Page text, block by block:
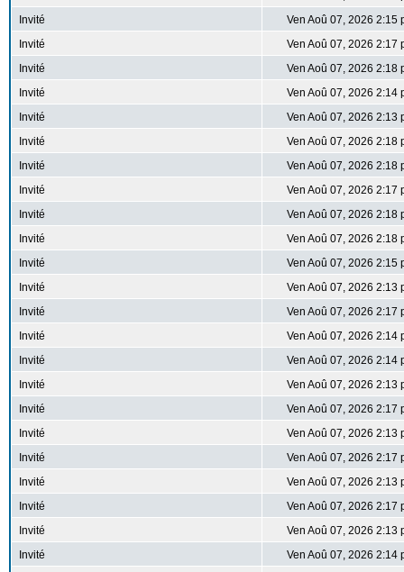
Invité
Ven Aoû 07, 2026 2:15
Invité
Ven Aoû 07, 2026 2:17
Invité
Ven Aoû 07, 2026 2:18
Invité
Ven Aoû 07, 2026 2:14
Invité
Ven Aoû 07, 2026 2:13
Invité
Ven Aoû 07, 2026 2:18
Invité
Ven Aoû 07, 2026 2:18
Invité
Ven Aoû 07, 2026 2:17
Invité
Ven Aoû 07, 2026 2:18
Invité
Ven Aoû 07, 2026 2:18
Invité
Ven Aoû 07, 2026 2:15
Invité
Ven Aoû 07, 2026 2:13
Invité
Ven Aoû 07, 2026 2:17
Invité
Ven Aoû 07, 2026 2:14
Invité
Ven Aoû 07, 2026 2:14
Invité
Ven Aoû 07, 2026 2:13
Invité
Ven Aoû 07, 2026 2:17
Invité
Ven Aoû 07, 2026 2:13
Invité
Ven Aoû 07, 2026 2:17
Invité
Ven Aoû 07, 2026 2:13
Invité
Ven Aoû 07, 2026 2:17
Invité
Ven Aoû 07, 2026 2:13
Invité
Ven Aoû 07, 2026 2:14